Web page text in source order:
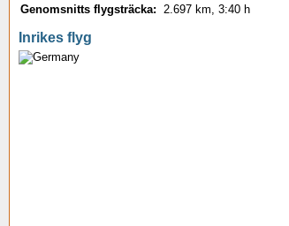
Genomsnitts flygsträcka: 2.697 km, 3:40 h
Inrikes flyg